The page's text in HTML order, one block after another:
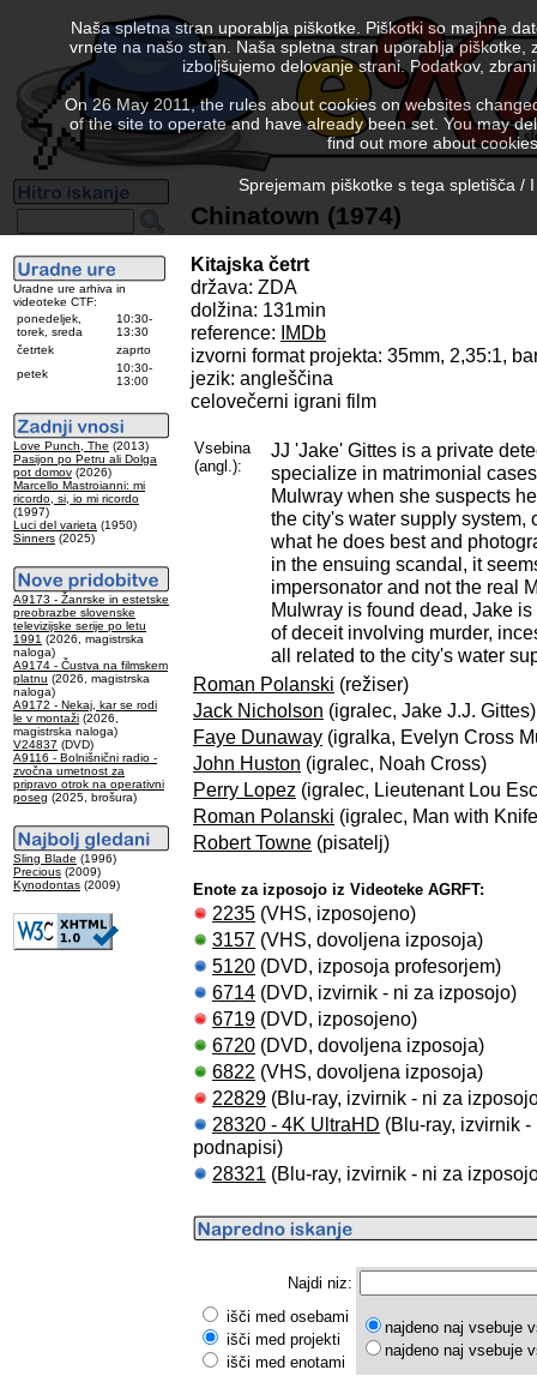
Uradne ure arhiva in
videoteke CTF:
ponedeljek,
torek, sreda
10:30-
13:30
četrtek
zaprto
petek
10:30-
13:00
Love Punch, The (2013)
Pasijon po Petru ali Dolga
pot domov (2026)
Marcello Mastroianni: mi
ricordo, si, io mi ricordo
(1997)
Luci del varieta (1950)
Sinners (2025)
A9173 - Žanrske in estetske
preobrazbe slovenske
televizijske serije po letu
1991 (2026, magistrska
naloga)
A9174 - Čustva na filmskem
platnu (2026, magistrska
naloga)
A9172 - Nekaj, kar se rodi
le v montaži (2026,
magistrska naloga)
V24837 (DVD)
A9116 - Bolnišnični radio -
zvočna umetnost za
pripravo otrok na operativni
poseg (2025, brošura)
Sling Blade (1996)
Precious (2009)
Kynodontas (2009)
Chinatown (1974)
Kitajska četrt
država: ZDA
dolžina: 131min
reference:
IMDb
izvorni format projekta: 35mm, 2,35:1,
jezik: angleščina
celovečerni igrani film
Vsebina
(angl.):
JJ 'Jake' Gittes is a private
specialize in matrimonial
Mulwray when she suspects
the city's water supply system,
what he does best and
in the ensuing scandal, it
impersonator and not the real
Mulwray is found dead, Jake
of deceit involving murder,
all related to the city's water
Roman Polanski (režiser)
Jack Nicholson (igralec, Jake J.J. Gittes)
Faye Dunaway (igralka, Evelyn Cross
John Huston (igralec, Noah Cross)
Perry Lopez (igralec, Lieutenant Lou
Roman Polanski (igralec, Man with
Robert Towne (pisatelj)
Enote za izposojo iz Videoteke AGRFT:
2235 (VHS, izposojeno)
3157 (VHS, dovoljena izposoja)
5120 (DVD, izposoja profesorjem)
6714 (DVD, izvirnik - ni za izposojo)
6719 (DVD, izposojeno)
6720 (DVD, dovoljena izposoja)
6822 (VHS, dovoljena izposoja)
22829 (Blu-ray, izvirnik - ni za
28320 - 4K UltraHD (Blu-ray, izvirnik
podnapisi)
28321 (Blu-ray, izvirnik - ni za
Najdi niz:
išči med osebami
išči med projekti
išči med enotami
najdeno naj vsebuje
najdeno naj vsebuje
Naša spletna stran uporablja piškotke. Piškotki so majhne
vrnete na našo stran. Naša spletna stran uporablja
izboljšujemo delovanje strani. Podatkov,
On 26 May 2011, the rules about cookies on websites
of the site to operate and have already been set. You may
find out more about
Sprejemam piškotke s tega spletišča /